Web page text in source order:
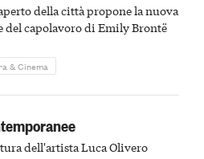
della città propone la nuova
del capolavoro di Emily Brontë
& Cinema
dell'artista Luca Olivero